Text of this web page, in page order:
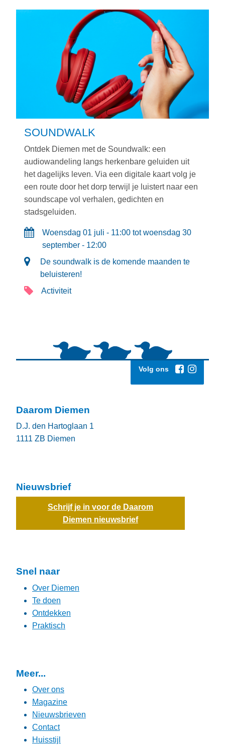
SOUNDWALK
Ontdek Diemen met de Soundwalk: een
audiowandeling langs herkenbare geluiden uit
het dagelijks leven. Via een digitale kaart volg je
een route door het dorp terwijl je luistert naar een
soundscape vol verhalen, gedichten en
stadsgeluiden.
Woensdag 01 juli - 11:00 tot woensdag 30
september - 12:00
De soundwalk is de komende maanden te
beluisteren!
Activiteit
Volg ons
Daarom Diemen
D.J. den Hartoglaan 1
1111 ZB Diemen
Nieuwsbrief
Schrijf je in voor de Daarom
Diemen nieuwsbrief
Snel naar
Over Diemen
Te doen
Ontdekken
Praktisch
Meer...
Over ons
Magazine
Nieuwsbrieven
Contact
Huisstijl